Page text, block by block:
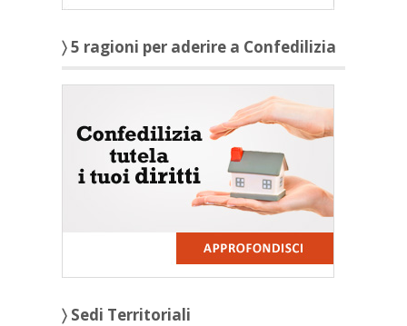
〉 5 ragioni per aderire a Confedilizia
〉 Sedi Territoriali